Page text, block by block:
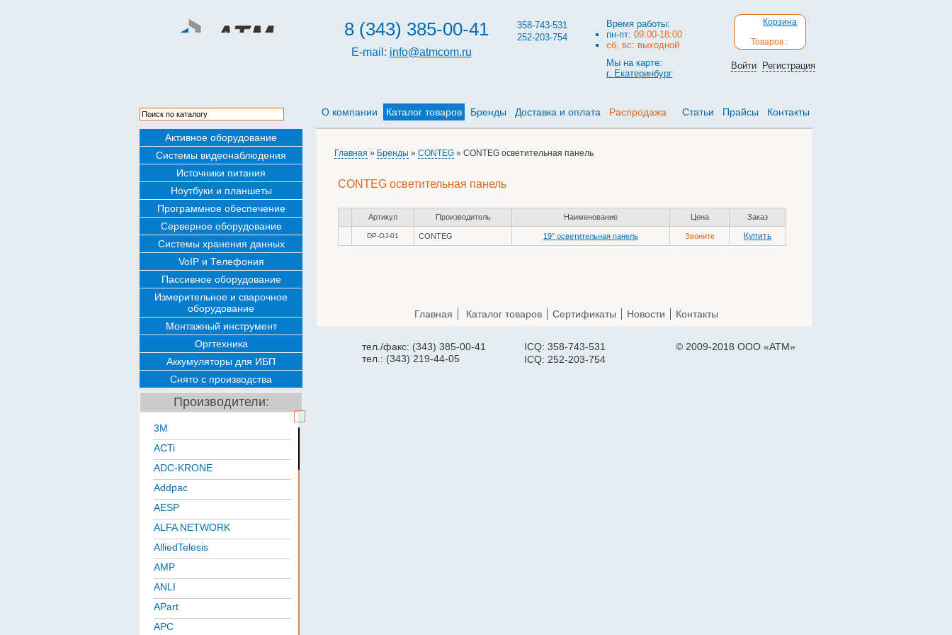
Активное оборудование
Системы видеонаблюдения
Источники питания
Ноутбуки и планшеты
Программное обеспечение
Серверное оборудование
Системы хранения данных
VoIP и Телефония
Пассивное оборудование
Измерительное и сварочное
оборудование
Монтажный инструмент
Оргтехника
Аккумуляторы для ИБП
Снято с производства
Производители:
3M
ACTi
ADC-KRONE
Addpac
AESP
ALFA NETWORK
AlliedTelesis
AMP
ANLI
APart
APC
8 (343) 385-00-41
E-mail: info@atmcom.ru
358-743-531
252-203-754
Время работы:
пн-пт: 09:00-18:00
сб, вс: выходной
Мы на карте:
г. Екатеринбург
Корзина
Товаров :
Войти Регистрация
О компании Каталог товаров Бренды Доставка и оплата Распродажа Статьи Прайсы Контакты
Главная » Бренды » CONTEG » CONTEG осветительная панель
CONTEG осветительная панель
Артикул Производитель Наименование Цена Заказ
DP-OJ-01 CONTEG 19" осветительная панель Звоните Купить
Главная Каталог товаров Сертификаты Новости Контакты
тел./факс: (343) 385-00-41
тел.: (343) 219-44-05
ICQ: 358-743-531
ICQ: 252-203-754
© 2009-2018 ООО «АТМ»